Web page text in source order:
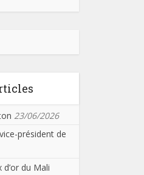
23/06/2026
président de
du Mali